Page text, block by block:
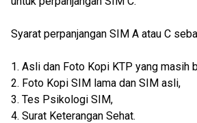
Syarat perpanjangan SIM A atau C
1. Asli dan Foto Kopi KTP yang masih
2. Foto Kopi SIM lama dan SIM asli,
3. Tes Psikologi SIM,
4. Surat Keterangan Sehat.